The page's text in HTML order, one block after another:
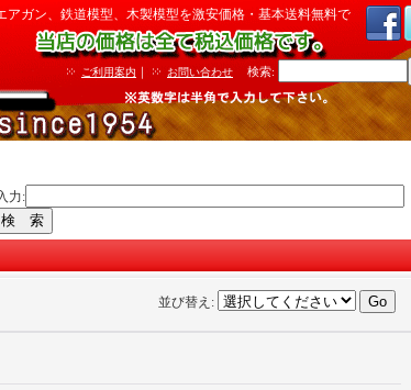
ガン、鉄道模型、木製模型を激安価格・基本送料無料で
ご利用案内 ｜ お問い合わせ 検索:
力:
並び替え :